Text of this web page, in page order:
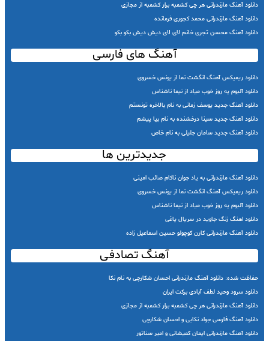
دانلود آهنگ مازندرانی هر چی کشمبه برار کشمبه از مجازی
دانلود آهنگ مازندرانی محمد کجوری فرمانده
دانلود آهنگ محسن تجری خانم لای لای دیش دیش بکو بکو
آهنگ های فارسی
دانلود ریمیکس آهنگ انگشت نما از یونس خسروی
دانلود آلبوم یه روز خوب میاد از نیما ناشناس
دانلود آهنگ جدید یوسف زمانی به نام بالاخره تونستم
دانلود آهنگ جدید سینا درخشنده به نام بیا پیشم
دانلود آهنگ جدید سامان جلیلی به نام خاص
جدیدترین ها
دانلود آهنگ مازندرانی به یاد جوان ناکام صائب امینی
دانلود ریمیکس آهنگ انگشت نما از یونس خسروی
دانلود آلبوم یه روز خوب میاد از نیما ناشناس
دانلود اهنگ زنگ جاوید در سریال یاغی
دانلود آهنگ مازندرانی کارن کوچولو حسین اسماعیل زاده
آهنگ تصادفی
حفاظت شده: دانلود آهنگ مازندرانی احسان شکارچی به نام نکا
دانلود سرود وحید لطف آبادی برکت ایران
دانلود آهنگ مازندرانی هر چی کشمبه برار کشمبه از مجازی
دانلود آهنگ فارسی جواد نکایی و احسان شکارچی
دانلود آهنگ مازندرانی ایمان کمیشانی و امیر سناتور